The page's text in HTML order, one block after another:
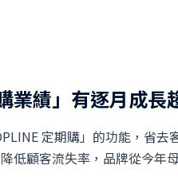
業績」有逐月成長
定期購」的功能，省去
低顧客流失率，品牌從今年